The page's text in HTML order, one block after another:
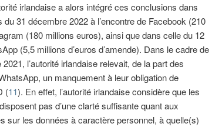
irlandaise a alors intégré ces conclusions dans
31 décembre 2022 à l’encontre de Facebook (210
(180 millions euros), ainsi que dans celle du 12
(5,5 millions d’euros d’amende). Dans le cadre de
l’autorité irlandaise relevait, de la part des
un manquement à leur obligation de
(11). En effet, l’autorité irlandaise considère que les
pas d’une clarté suffisante quant aux
sur les données à caractère personnel, à quelle(s)